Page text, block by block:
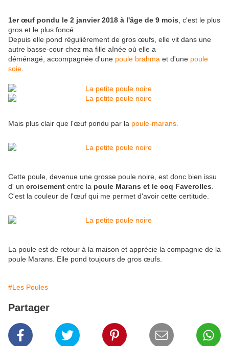
1er œuf pondu le 2 janvier 2018 à l'âge de 9 mois , c'est le plus
gros et le plus foncé.
Depuis elle pond régulièrement de gros œufs, elle vit dans une
autre basse-cour chez ma fille aînée où elle a
déménagé, accompagnée d'une poule brahma et d'une poule
soie
Mais plus clair que l'œuf pondu par la poule-marans.
Cette poule, devenue une grosse poule noire, est donc bien issu
d' un croisement entre la poule Marans et le coq Faverolles
C'est la couleur de l'œuf qui me permet d'avoir cette certitude.
La poule est de retour à la maison et apprécie la compagnie de la
poule Marans. Elle pond toujours de gros œufs.
#Les Poules
Partager